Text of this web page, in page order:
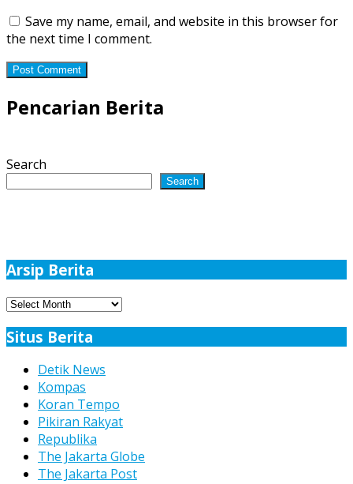
Save my name, email, and website in this browser for
the next time I comment.
Pencarian Berita
Search
Search
Arsip Berita
Arsip
Situs Berita
Detik News
Kompas
Koran Tempo
Pikiran Rakyat
Republika
The Jakarta Globe
The Jakarta Post